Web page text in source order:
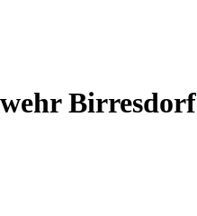
Birresdorf